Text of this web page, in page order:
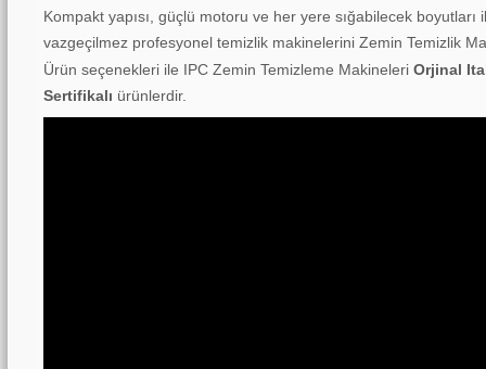
Kompakt yapısı, güçlü motoru ve her yere sığabilecek
vazgeçilmez profesyonel temizlik makinelerini Zemin Temizlik
Ürün seçenekleri ile IPC Zemin Temizleme Makineleri Orjinal
Sertifikalı ürünlerdir.